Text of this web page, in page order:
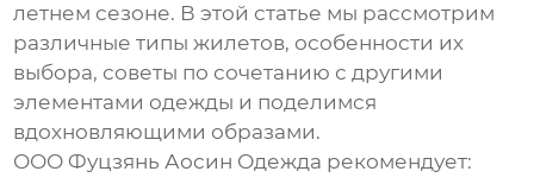
летнем сезоне. В этой статье мы рассмотрим
различные типы жилетов, особенности их
выбора, советы по сочетанию с другими
элементами одежды и поделимся
вдохновляющими образами.
ООО Фуцзянь Аосин Одежда рекомендует: